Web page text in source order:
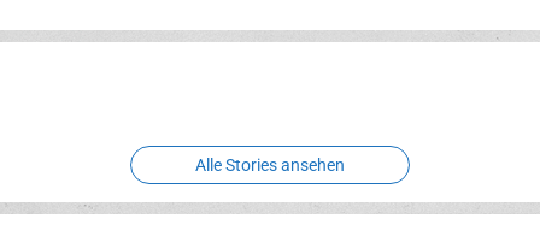
Erlebnispark
Verbotene
Alle Stories ansehen